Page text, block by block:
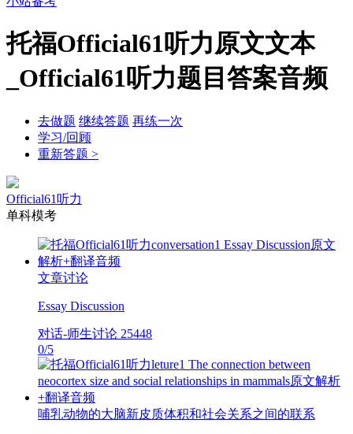
托福Official61听力原文文本
_Official61听力题目答案音频
去做题 继续答题 再练一次
学习/回顾
重新答题 >
Official61听力
单科模考
文章讨论
Essay Discussion
对话-师生讨论 25448
0/5
哺乳动物的大脑新皮质体积和社会关系之间的联系